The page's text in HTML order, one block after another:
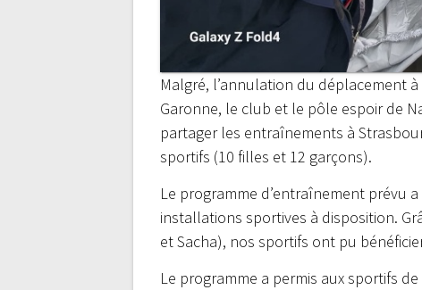
Malgré, l’annulation du déplacement
Garonne, le club et le pôle espoir de
partager les entraînements à
sportifs (10 filles et 12 garçons).
Le programme d’entraînement prévu
installations sportives à disposition.
et Sacha), nos sportifs ont pu
Le programme a permis aux sportifs